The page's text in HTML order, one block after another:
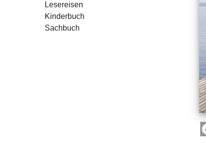
Lesereisen
Kinderbuch
Sachbuch